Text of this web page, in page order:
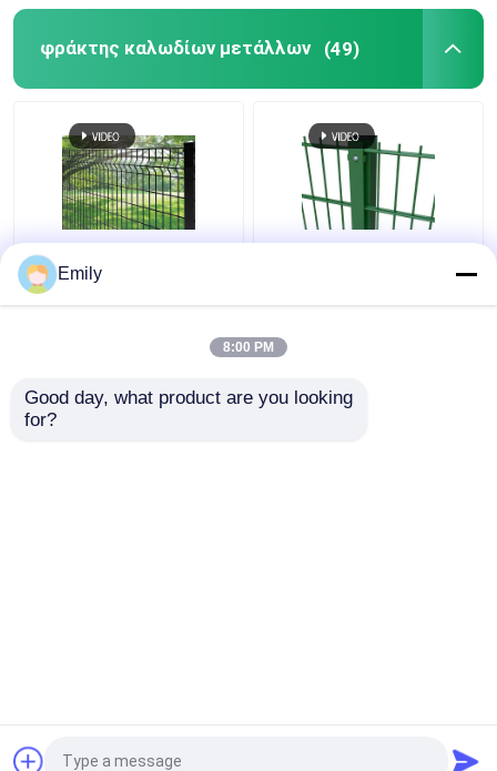
φράκτης καλωδίων μετάλλων (49)
φράκτης καλωδίων
μετάλλων φρακτών
τρισδιάστατος 5mm
Διπλό Σύρμα Φράχτης
6/5/6mm σύρμα
μετάλλωνΚίνα εργοστάσιο.Copyright © 2026
Emily
8:00 PM
Good day, what product are you looking
for?